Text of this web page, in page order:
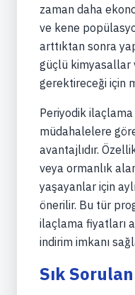
zaman daha
ve kene
arttıktan sonra
güçlü kimyasallar
gerektireceği için
Periyodik
müdahalelere
avantajlıdır.
veya ormanlık
yaşayanlar için
önerilir. Bu tür
ilaçlama fiyatları
indirim imkanı
Sık